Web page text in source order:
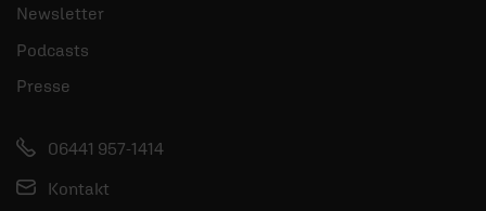
Newsletter
Podcasts
Presse
06441 957-1414
Kontakt